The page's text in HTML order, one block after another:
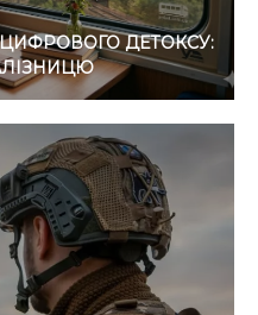
ДЕТОКСУ: